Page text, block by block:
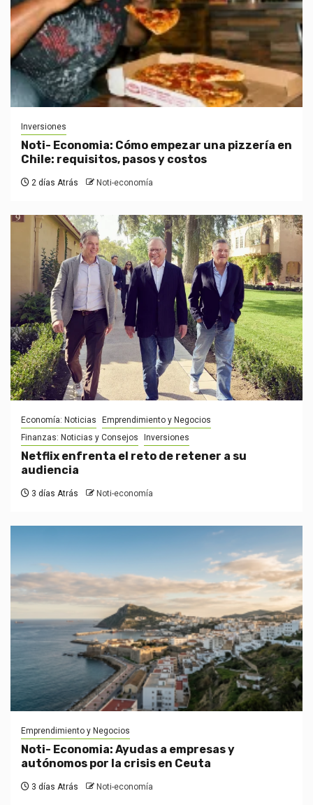
Inversiones
Noti- Economia: Cómo empezar una pizzería en
Chile: requisitos, pasos y costos
2 días Atrás Noti-economía
Economía: Noticias
Emprendimiento y Negocios
Finanzas: Noticias y Consejos
Inversiones
Netflix enfrenta el reto de retener a su
audiencia
3 días Atrás Noti-economía
Emprendimiento y Negocios
Noti- Economia: Ayudas a empresas y
autónomos por la crisis en Ceuta
3 días Atrás Noti-economía